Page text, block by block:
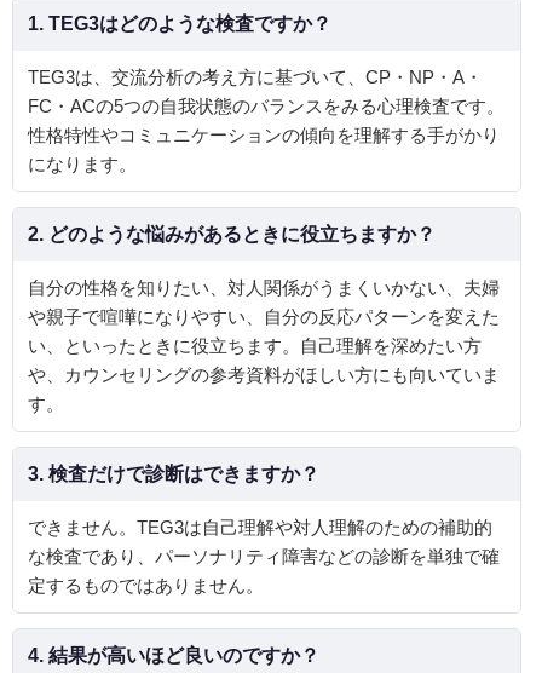
1. TEG3はどのような検査ですか？
TEG3は、交流分析の考え方に基づいて、CP・NP・A・
FC・ACの5つの自我状態のバランスをみる心理検査です。
性格特性やコミュニケーションの傾向を理解する手がかり
になります。
2. どのような悩みがあるときに役立ちますか？
自分の性格を知りたい、対人関係がうまくいかない、夫婦
や親子で喧嘩になりやすい、自分の反応パターンを変えた
い、といったときに役立ちます。自己理解を深めたい方
や、カウンセリングの参考資料がほしい方にも向いていま
す。
3. 検査だけで診断はできますか？
できません。TEG3は自己理解や対人理解のための補助的
な検査であり、パーソナリティ障害などの診断を単独で確
定するものではありません。
4. 結果が高いほど良いのですか？